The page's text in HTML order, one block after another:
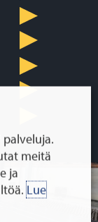
meitä
ja
Lue